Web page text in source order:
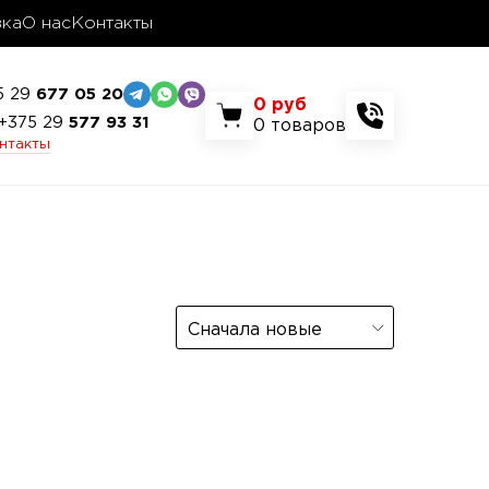
О нас Контакты
29 677 05 20
29 577 93 31
0 руб
0 товаров
Сначала новые